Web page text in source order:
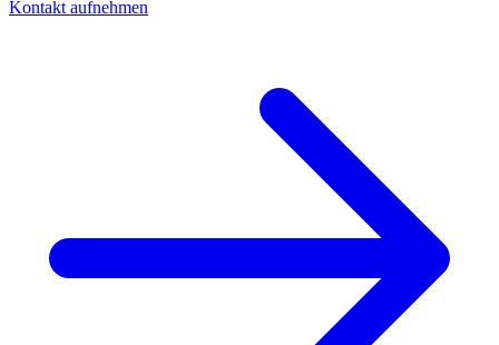
Kontakt aufnehmen